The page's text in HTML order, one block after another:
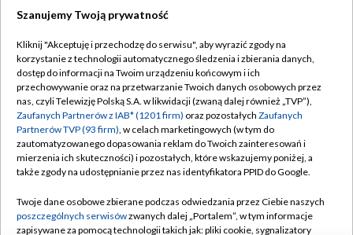
TVP
Abonament TVP
Emisja w TVP
Centrum informacji TVP
Naziemna Telewizja Cyfrowa
Rada Programowa
Regulamin TVP
Polityka prywatności
Moje zgody
Pomoc
Kontakt
Szanujemy Twoją prywatność
Kliknij "Akceptuję i przechodzę do serwisu", aby wyrazić zgody na
korzystanie z technologii automatycznego śledzenia i zbierania danych,
dostęp do informacji na Twoim urządzeniu końcowym i ich
przechowywanie oraz na przetwarzanie Twoich danych osobowych przez
nas, czyli Telewizję Polską S.A. w likwidacji (zwaną dalej również „TVP”),
Zaufanych Partnerów z IAB* (1201 firm) oraz pozostałych Zaufanych
Partnerów TVP (93 firm), w celach marketingowych (w tym do
zautomatyzowanego dopasowania reklam do Twoich zainteresowań i
mierzenia ich skuteczności) i pozostałych, które wskazujemy poniżej, a
także zgody na udostępnianie przez nas identyfikatora PPID do Google.
Twoje dane osobowe zbierane podczas odwiedzania przez Ciebie naszych
poszczególnych serwisówzwanych dalej „Portalem”, w tym informacje
zapisywane za pomocą technologii takich jak: pliki cookie, sygnalizatory